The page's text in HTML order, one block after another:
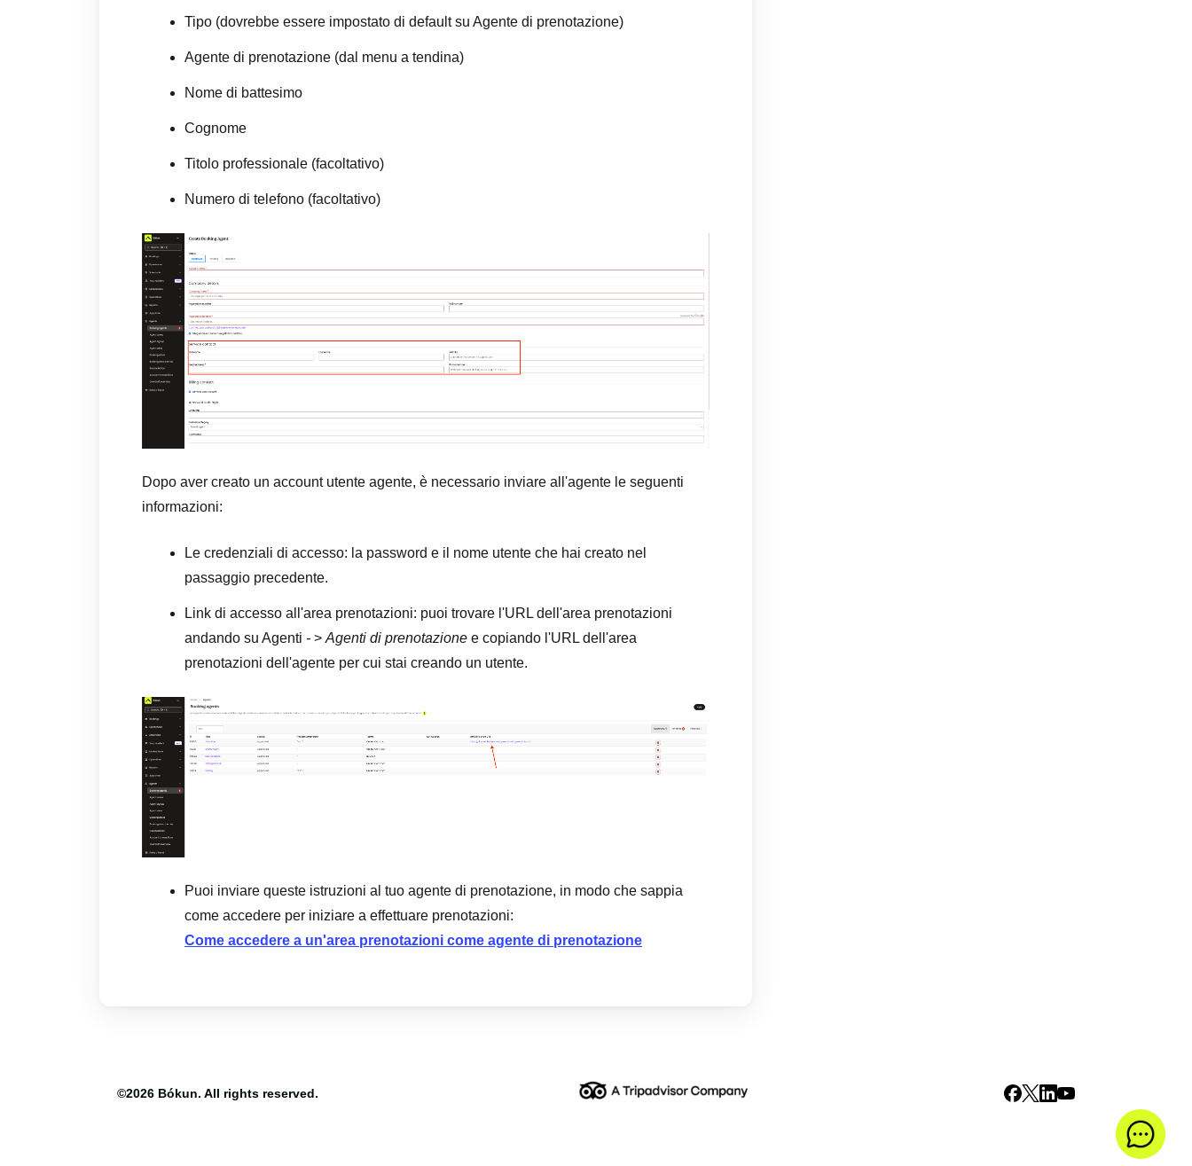
Tipo (dovrebbe essere impostato di default su Agente di prenotazione)
Agente di prenotazione (dal menu a tendina)
Nome di battesimo
Cognome
Titolo professionale (facoltativo)
Numero di telefono (facoltativo)
Dopo aver creato un account utente agente, è necessario inviare all'agente le seguenti
informazioni:
Le credenziali di accesso: la password e il nome utente che hai creato nel
passaggio precedente.
Link di accesso all'area prenotazioni: puoi trovare l'URL dell'area prenotazioni
andando su Agenti - > Agenti di prenotazione e copiando l'URL dell'area
prenotazioni dell'agente per cui stai creando un utente.
Puoi inviare queste istruzioni al tuo agente di prenotazione, in modo che sappia
come accedere per iniziare a effettuare prenotazioni:
Come accedere a un'area prenotazioni come agente di prenotazione
©2026 Bókun. All rights reserved.